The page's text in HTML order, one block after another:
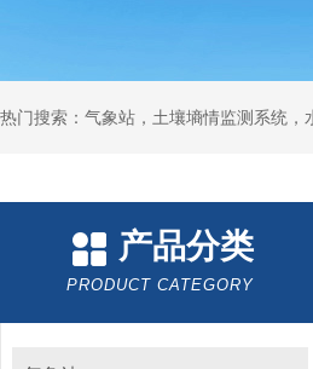
热门搜索：气象站，土壤墒情监测系统
产品分类
PRODUCT CATEGORY